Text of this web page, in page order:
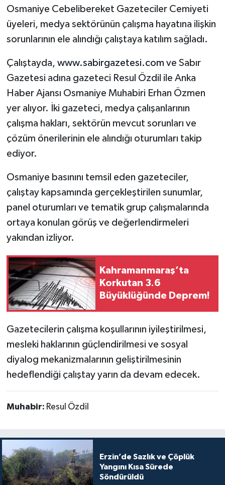
Osmaniye Cebelibereket Gazeteciler Cemiyeti
üyeleri, medya sektörünün çalışma hayatına ilişkin
sorunlarının ele alındığı çalıştaya katılım sağladı.
Çalıştayda, www.sabirgazetesi.com ve Sabır
Gazetesi adına gazeteci Resul Özdil ile Anka
Haber Ajansı Osmaniye Muhabiri Erhan Özmen
yer alıyor. İki gazeteci, medya çalışanlarının
çalışma hakları, sektörün mevcut sorunları ve
çözüm önerilerinin ele alındığı oturumları takip
ediyor.
Osmaniye basınını temsil eden gazeteciler,
çalıştay kapsamında gerçekleştirilen sunumlar,
panel oturumları ve tematik grup çalışmalarında
ortaya konulan görüş ve değerlendirmeleri
yakından izliyor.
Kahramanmaraş’ta
Korkutan 3.6
Büyüklüğünde Deprem!
Gazetecilerin çalışma koşullarının iyileştirilmesi,
mesleki haklarının güçlendirilmesi ve sosyal
diyalog mekanizmalarının geliştirilmesinin
hedeflendiği çalıştay yarın da devam edecek.
Muhabir: Resul Özdil
Erzin’de Sazlık ve Çöplük
Yangını Kısa Sürede
Söndürüldü